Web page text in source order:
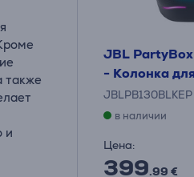
также
и
JBL
- Колонка
JBLPB130BLKEP
в наличии
Цена:
399.99 €